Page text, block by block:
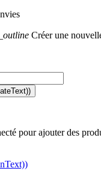
Créer une
pour ajouter des